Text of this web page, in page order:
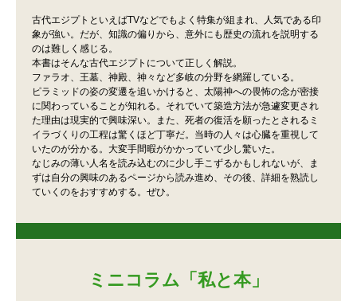
古代エジプトといえばTVなどでもよく特集が組まれ、人気である印
象が強い。だが、知識の偏りから、意外にも歴史の流れを説明する
のは難しく感じる。
本書はそんな古代エジプトについて正しく解説。
ファラオ、王墓、神殿、神々など多岐の分野を網羅している。
ピラミッドの姿の変遷を追いかけると、太陽神への畏怖の念が密接
に関わっていることが知れる。それでいて築造方法が急遽変更され
た理由は現実的で興味深い。また、死者の復活を願ったとされるミ
イラづくりの工程は驚くほど丁寧だ。当時の人々は心臓を重視して
いたのが分かる。大変手間暇がかかっていて少し驚いた。
なじみの薄い人名を読み込むのに少し手こずるかもしれないが、ま
ずは自分の興味のあるページから読み進め、その後、詳細を熟読し
ていくのをおすすめする。ぜひ。
ミニコラム「私と本」